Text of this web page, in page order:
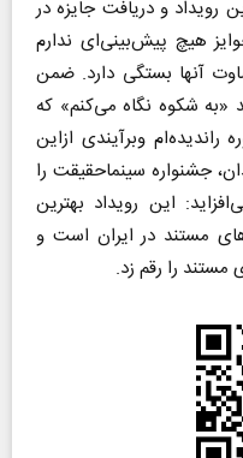
رویداد و دریافت جایزه در
هیچ پیش‌بینی‌ای ندارم
آنها بستگی دارد. ضمن
«به شکوه نگاه می‌کنم» که
راندیده‌ام وبرآیندی ازاین
جشنواره سینماحقیقت را
این رویداد بهترین
مستند در ایران است و
مستند را رقم زد.